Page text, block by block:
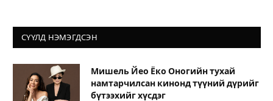
СҮҮЛД НЭМЭГДСЭН
Мишель Йео Ёко Оногийн тухай
намтарчилсан кинонд түүний дүрийг
бүтээхийг хүсдэг